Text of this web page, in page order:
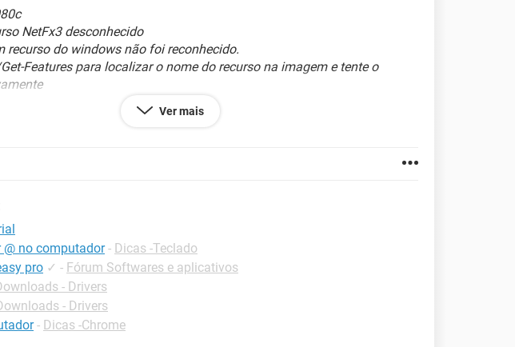
NetFx3 desconhecido
recurso do windows não foi reconhecido.
Features para localizar o nome do recurso na imagem e tente o
da solução, por favor gente!
Ver mais
@ no computador - Dicas -Teclado
pro ✓ - Fórum Softwares e aplicativos
- Drivers
- Drivers
- Dicas -Chrome